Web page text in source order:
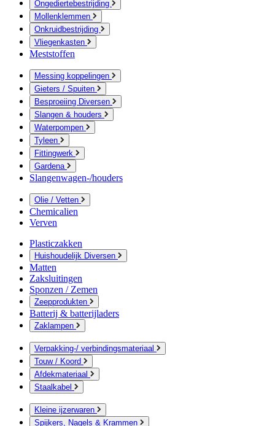
Ongediertebestrijding
Mollenklemmen
Onkruidbestrijding
Vliegenkasten
Meststoffen
Messing koppelingen
Gieters / Spuiten
Besproeiing Diversen
Slangen & houders
Waterpompen
Tyleen
Fittingwerk
Gardena
Slangenwagen-/houders
Olie / Vetten
Chemicalien
Verven
Plasticzakken
Huishoudelijk Diversen
Matten
Zaksluitingen
Sponzen / Zemen
Zeepprodukten
Batterij & batterijladers
Zaklampen
Verpakking-/ verbindingsmateriaal
Touw / Koord
Afdekmateriaal
Staalkabel
Kleine ijzerwaren
Spijkers, Nagels & Krammen